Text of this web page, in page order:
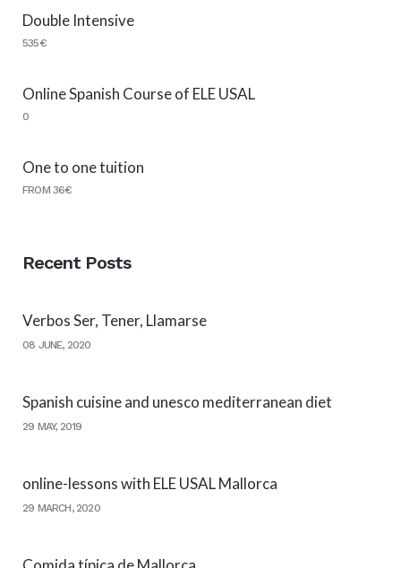
Double Intensive
535€
Online Spanish Course of ELE USAL
0
One to one tuition
FROM 36€
Recent Posts
Verbos Ser, Tener, Llamarse
08 JUNE, 2020
Spanish cuisine and unesco mediterranean diet
29 MAY, 2019
online-lessons with ELE USAL Mallorca
29 MARCH, 2020